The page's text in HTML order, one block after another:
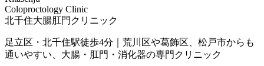
Coloproctology Clinic
北千住大腸肛門クリニック
足立区・北千住駅徒歩4分｜荒川区や葛飾区、松戸市からも
通いやすい、大腸・肛門・消化器の専門クリニック